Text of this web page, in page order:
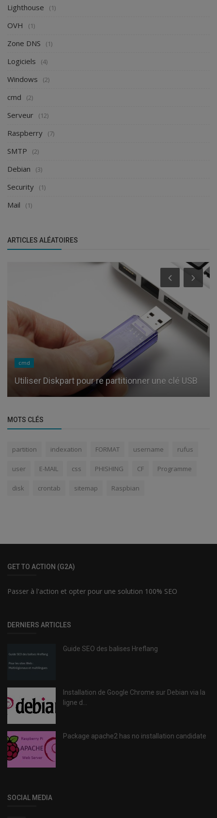
Lighthouse (1)
OVH (1)
Zone DNS (1)
Logiciels (4)
Windows (2)
cmd (2)
Serveur (12)
Raspberry (7)
SMTP (2)
Debian (3)
Security (1)
Mail (1)
ARTICLES ALÉATOIRES
cmd
Utiliser Diskpart pour re partitionner une clé USB
MOTS CLÉS
partition indexation FORMAT username rufus
user E-MAIL css PHISHING CF Programme
disk crontab sitemap Raspbian
GET TO ACTION (G2A)
Passer à l'action et opter pour une solution 100% SEO
DERNIERS ARTICLES
Guide SEO des balises Hreflang
Installation de Google Chrome sur Debian via la
ligne d...
Package apache2 has no installation candidate
SOCIAL MEDIA